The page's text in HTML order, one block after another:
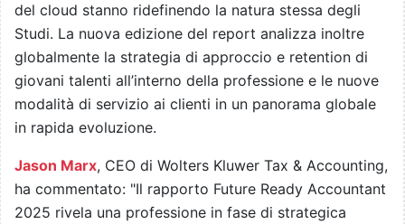
del cloud stanno ridefinendo la natura stessa degli
Studi. La nuova edizione del report analizza inoltre
globalmente la strategia di approccio e retention di
giovani talenti all’interno della professione e le nuove
modalità di servizio ai clienti in un panorama globale
in rapida evoluzione.
Jason Marx, CEO di Wolters Kluwer Tax & Accounting,
ha commentato: "Il rapporto Future Ready Accountant
2025 rivela una professione in fase di strategica